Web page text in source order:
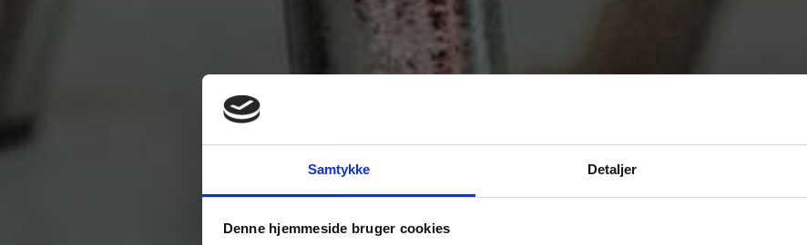
Samtykke Detaljer
Denne hjemmeside bruger cookies